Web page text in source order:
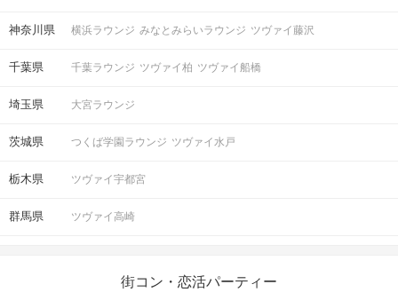
神奈川県 横浜ラウンジ みなとみらいラウンジ ツヴァイ藤沢
千葉県 千葉ラウンジ ツヴァイ柏 ツヴァイ船橋
埼玉県 大宮ラウンジ
茨城県 つくば学園ラウンジ ツヴァイ水戸
栃木県 ツヴァイ宇都宮
群馬県 ツヴァイ高崎
街コン・恋活パーティー